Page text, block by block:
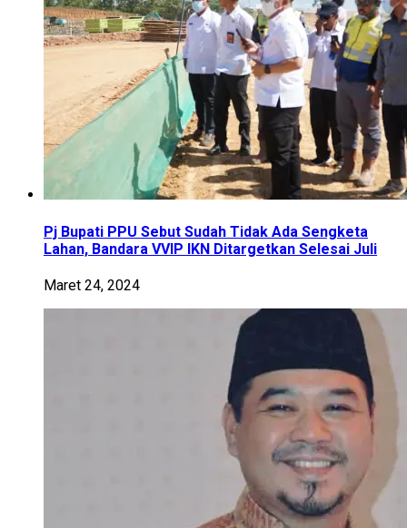
Pj Bupati PPU Sebut Sudah Tidak Ada Sengketa
Lahan, Bandara VVIP IKN Ditargetkan Selesai Juli
Maret 24, 2024